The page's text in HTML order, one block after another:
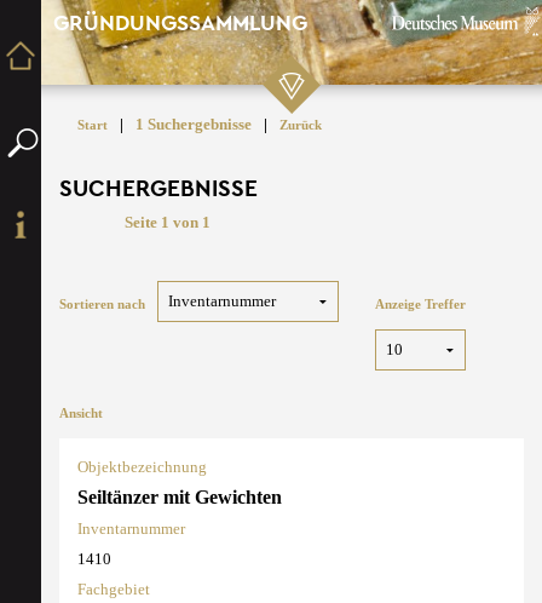
GRÜNDUNGSSAMMLUNG
Start | 1 Suchergebnisse | Zurück
SUCHERGEBNISSE
Seite 1 von 1
Sortieren nach Anzeige Treffer
Ansicht
Objektbezeichnung
Seiltänzer mit Gewichten
Inventarnummer
1410
Fachgebiet